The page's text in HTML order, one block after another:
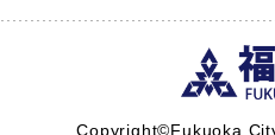
Copyright©Fukuoka